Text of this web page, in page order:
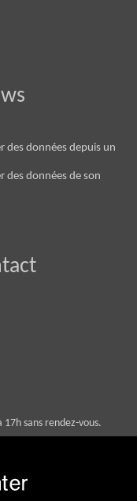
données depuis un
données de son
sans rendez-vous.